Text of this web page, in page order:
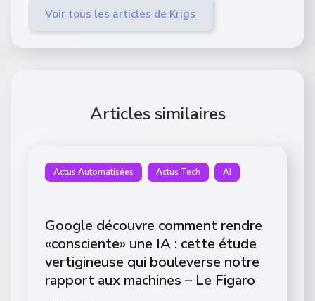
Voir tous les articles de Krigs
Articles similaires
Actus Automatisées Actus Tech AI
Google découvre comment rendre
«consciente» une IA : cette étude
vertigineuse qui bouleverse notre
rapport aux machines – Le Figaro